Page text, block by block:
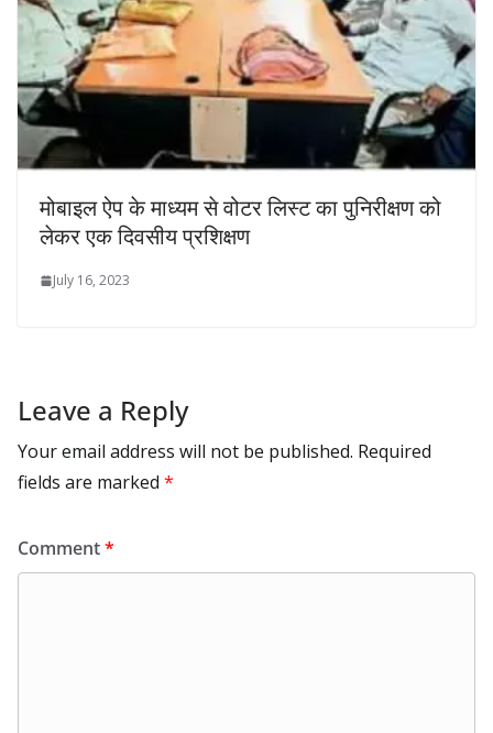
मोबाइल ऐप के माध्यम से वोटर लिस्ट का पुनिरीक्षण को
लेकर एक दिवसीय प्रशिक्षण
July 16, 2023
Leave a Reply
Your email address will not be published. Required
fields are marked *
Comment*